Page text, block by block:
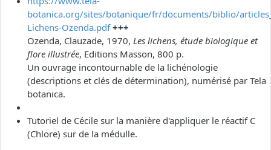
botanica.org/sites/botanique/fr/documents/biblio/
Lichens-Ozenda.pdf +++
Ozenda, Clauzade, 1970, Les lichens, étude biologique et
flore illustrée, Editions Masson, 800 p.
Un ouvrage incontournable de la lichénologie
(descriptions et clés de détermination), numérisé par Tela
botanica.
Tutoriel de Cécile sur la manière d'appliquer le réactif C
(Chlore) sur de la médulle.